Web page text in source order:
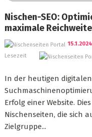
Nischen-SEO:
maximale Reichweite
15.1.2024
Lesezeit
In der heutigen
Erfolg einer Website.
Nischenseiten, die sich
Zielgruppe...